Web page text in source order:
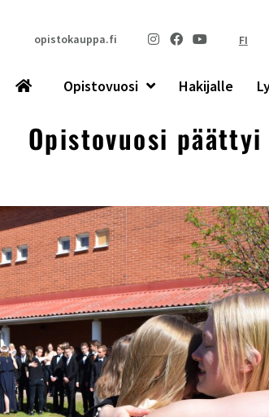
opistokauppa.fi FI
Opistovuosi Hakijalle
Opistovuosi